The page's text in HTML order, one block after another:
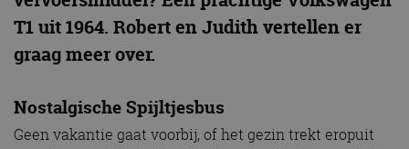
T1 uit 1964. Robert en Judith vertellen er
graag meer over.
Nostalgische Spijltjesbus
Geen vakantie gaat voorbij, of het gezin trekt eropuit